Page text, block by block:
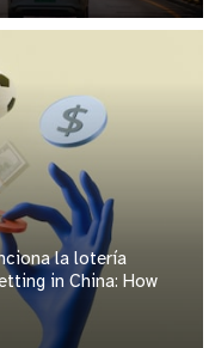
la lotería
in China: How